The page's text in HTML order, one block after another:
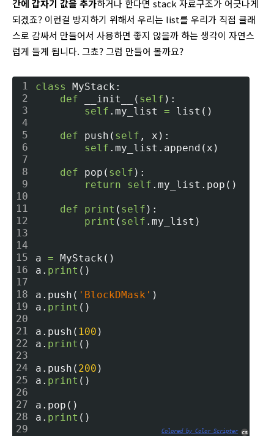
간에 갑자기 값을 추가하거나 한다면 stack 자료구조가 어긋나게
되겠죠? 이런걸 방지하기 위해서 우리는 list를 우리가 직접 클래
스로 감싸서 만들어서 사용하면 좋지 않을까 하는 생각이 자연스
럽게 들게 됩니다. 그쵸? 그럼 만들어 볼까요?
1
2
3
4
5
6
7
8
9
10
11
12
13
14
15
16
17
18
19
20
21
22
23
24
25
26
27
28
29
class
MyStack:
def __init__( self ):
self .my_list = list()
def push( self , x):
self .my_list.append(x)
def pop( self ):
return
self .my_list.pop()
def print ( self ):
print ( self .my_list)
a = MyStack()
a. print ()
a.push( 'BlockDMask' )
a. print ()
a.push( 100 )
a. print ()
a.push( 200 )
a. print ()
a.pop()
a. print ()
Colored by Color Scripter cs